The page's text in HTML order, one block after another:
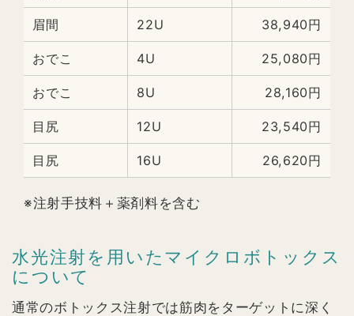
眉間 22U 38,940円
おでこ 4U 25,080円
おでこ 8U 28,160円
目尻 12U 23,540円
目尻 16U 26,620円
※注射手技料＋薬剤料を含む
水光注射を用いたマイクロボトックス
について
通常のボトックス注射では筋肉をターゲットに深く